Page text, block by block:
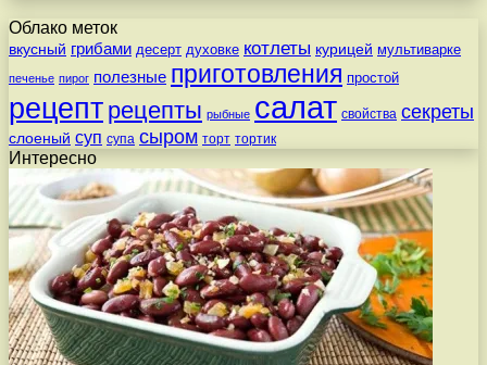
Облако меток
вкусный грибами десерт духовке котлеты курицей мультиварке
печенье пирог полезные приготовления простой
рецепт рецепты рыбные салат свойства секреты
слоеный суп супа сыром торт тортик
Интересно